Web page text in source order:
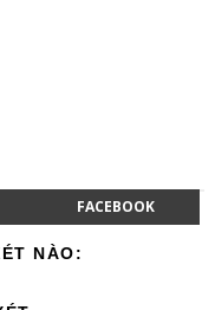
FACEBOOK
NÀO: